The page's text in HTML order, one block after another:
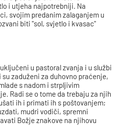
i utjeha najpotrebniji. Na
svojim predanim zalaganjem u
biti "sol, svjetlo i kvasac"
u pastoral zvanja i u službi
zaduženi za duhovno praćenje,
s nadom i strpljivim
Radi se o tome da trebaju za njih
ih i primati ih s poštovanjem;
mudri vodiči, spremni
Božje znakove na njihovu